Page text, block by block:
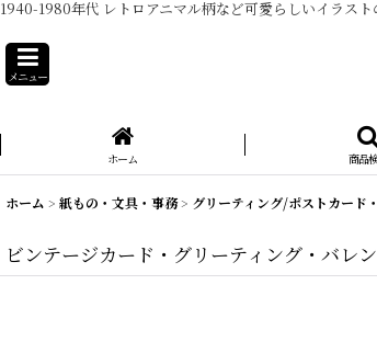
1940-1980年代 レトロアニマル柄など可愛らしいイラス
メニュー
ホーム 商品
ホーム > 紙もの・文具・事務> グリーティング/ポストカード
ビンテージカード・グリーティング・バレ